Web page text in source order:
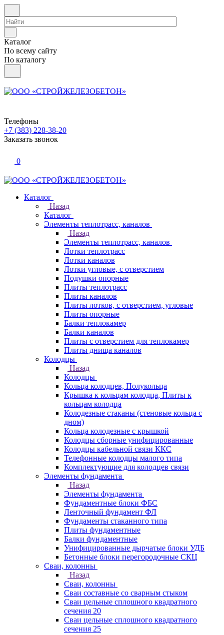
Каталог
По всему сайту
По каталогу
Телефоны
+7 (383) 228-38-20
Заказать звонок
0
Каталог
Назад
Каталог
Элементы теплотрасс, каналов
Назад
Элементы теплотрасс, каналов
Лотки теплотрасс
Лотки каналов
Лотки угловые, с отверстием
Подушки опорные
Плиты теплотрасс
Плиты каналов
Плиты лотков, с отверстием, угловые
Плиты опорные
Балки теплокамер
Балки каналов
Плиты с отверстием для теплокамер
Плиты днища каналов
Колодцы
Назад
Колодцы
Кольца колодцев, Полукольца
Крышка к кольцам колодца, Плиты к
кольцам колодца
Колодезные стаканы (стеновые кольца с
дном)
Кольца колодезные с крышкой
Колодцы сборные унифицированные
Колодцы кабельной связи ККС
Телефонные колодцы малого типа
Комплектующие для колодцев связи
Элементы фундамента
Назад
Элементы фундамента
Фундаментные блоки ФБС
Ленточный фундамент ФЛ
Фундаменты стаканного типа
Плиты фундаментные
Балки фундаментные
Унифицированные дырчатые блоки УДБ
Бетонные блоки перегородочные СКЦ
Сваи, колонны
Назад
Сваи, колонны
Сваи составные со сварным стыком
Сваи цельные сплошного квадратного
сечения 20
Сваи цельные сплошного квадратного
сечения 25